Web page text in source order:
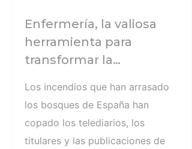
Enfermería, la valiosa
herramienta para
transformar la
Los incendios que han arrasado
los bosques de España han
copado los telediarios, los
titulares y las publicaciones de